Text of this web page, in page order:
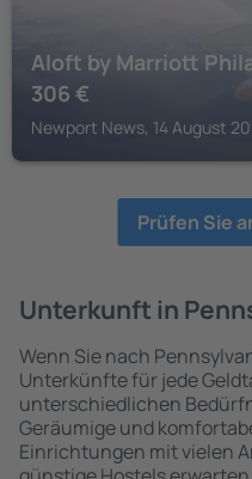
Aloft by Marriott
306 €
Newport News, 14 August
Prüfen Sie
Unterkunft in
Wenn Sie nach
Unterkünfte für jede
unterschiedlichen
Geräumige und
Einrichtungen mit vielen